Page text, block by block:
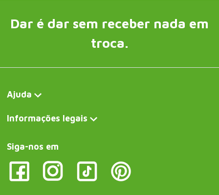
Dar é dar sem receber nada em
troca.
Ajuda
Informações legais
Siga-nos em